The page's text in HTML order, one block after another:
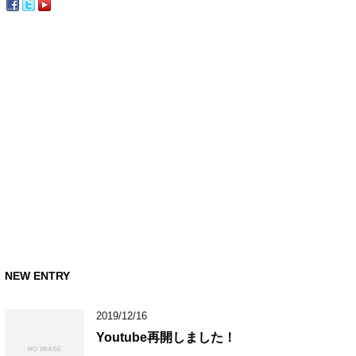
NEW ENTRY
2019/12/16
Youtube再開しました！